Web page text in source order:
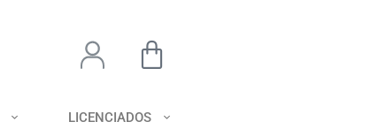
LICENCIADOS